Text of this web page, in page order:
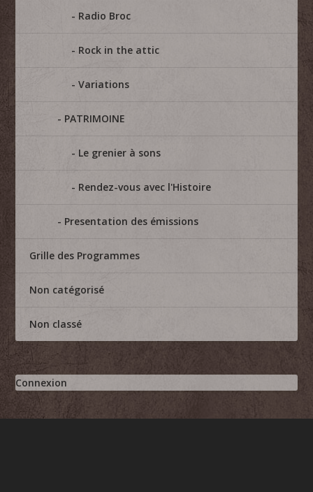
Radio Broc
Rock in the attic
Variations
PATRIMOINE
Le grenier à sons
Rendez-vous avec l'Histoire
Presentation des émissions
Grille des Programmes
Non catégorisé
Non classé
Connexion